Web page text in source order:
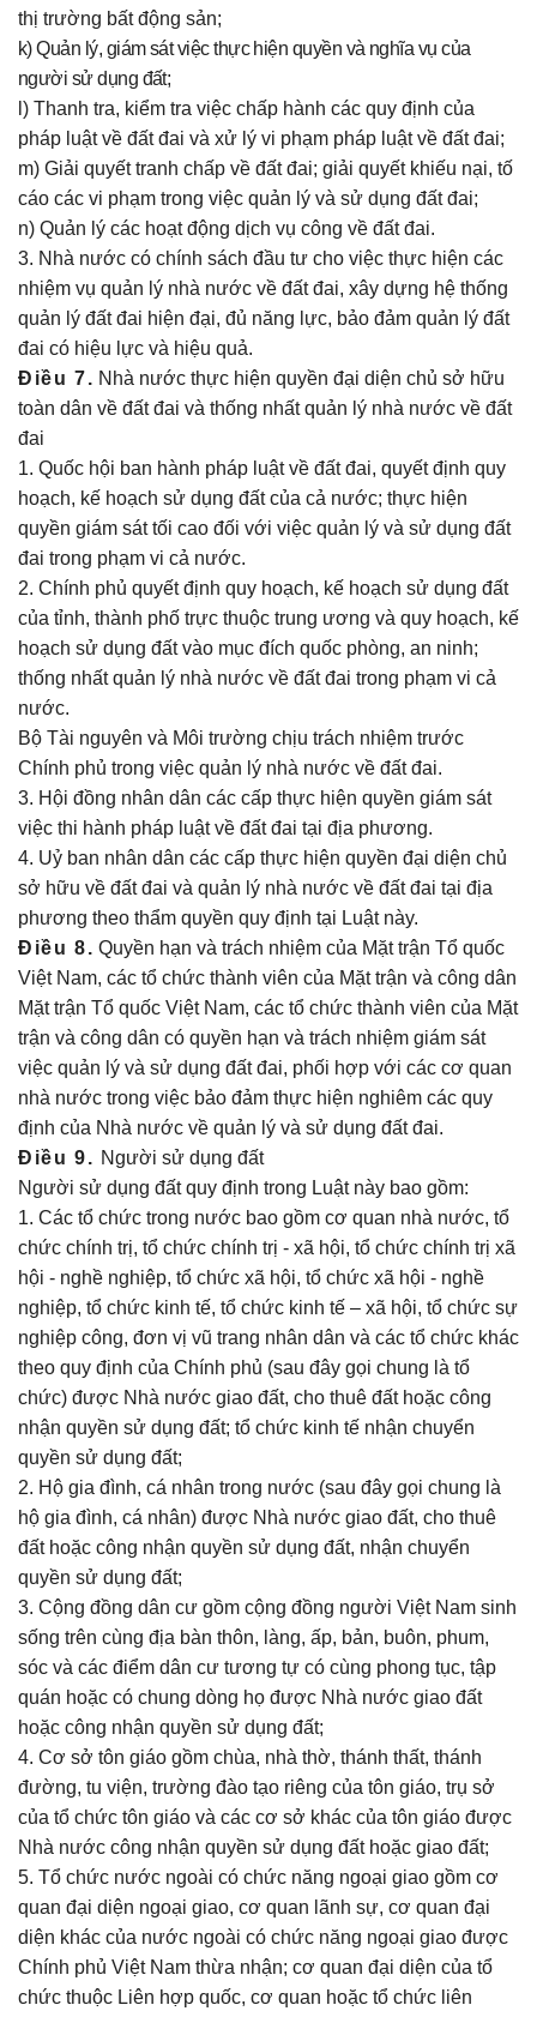
thị trường bất động sản;
k) Quản lý, giám sát việc thực hiện quyền và nghĩa vụ của
người sử dụng đất;
l) Thanh tra, kiểm tra việc chấp hành các quy định của
pháp luật về đất đai và xử lý vi phạm pháp luật về đất đai;
m) Giải quyết tranh chấp về đất đai; giải quyết khiếu nại, tố
cáo các vi phạm trong việc quản lý và sử dụng đất đai;
n) Quản lý các hoạt động dịch vụ công về đất đai.
3. Nhà nước có chính sách đầu tư cho việc thực hiện các
nhiệm vụ quản lý nhà nước về đất đai, xây dựng hệ thống
quản lý đất đai hiện đại, đủ năng lực, bảo đảm quản lý đất
đai có hiệu lực và hiệu quả.
Điều 7. Nhà nước thực hiện quyền đại diện chủ sở hữu
toàn dân về đất đai và thống nhất quản lý nhà nước về đất
đai
1. Quốc hội ban hành pháp luật về đất đai, quyết định quy
hoạch, kế hoạch sử dụng đất của cả nước; thực hiện
quyền giám sát tối cao đối với việc quản lý và sử dụng đất
đai trong phạm vi cả nước.
2. Chính phủ quyết định quy hoạch, kế hoạch sử dụng đất
của tỉnh, thành phố trực thuộc trung ương và quy hoạch, kế
hoạch sử dụng đất vào mục đích quốc phòng, an ninh;
thống nhất quản lý nhà nước về đất đai trong phạm vi cả
nước.
Bộ Tài nguyên và Môi trường chịu trách nhiệm trước
Chính phủ trong việc quản lý nhà nước về đất đai.
3. Hội đồng nhân dân các cấp thực hiện quyền giám sát
việc thi hành pháp luật về đất đai tại địa phương.
4. Uỷ ban nhân dân các cấp thực hiện quyền đại diện chủ
sở hữu về đất đai và quản lý nhà nước về đất đai tại địa
phương theo thẩm quyền quy định tại Luật này.
Điều 8. Quyền hạn và trách nhiệm của Mặt trận Tổ quốc
Việt Nam, các tổ chức thành viên của Mặt trận và công dân
Mặt trận Tổ quốc Việt Nam, các tổ chức thành viên của Mặt
trận và công dân có quyền hạn và trách nhiệm giám sát
việc quản lý và sử dụng đất đai, phối hợp với các cơ quan
nhà nước trong việc bảo đảm thực hiện nghiêm các quy
định của Nhà nước về quản lý và sử dụng đất đai.
Điều 9. Người sử dụng đất
Người sử dụng đất quy định trong Luật này bao gồm:
1. Các tổ chức trong nước bao gồm cơ quan nhà nước, tổ
chức chính trị, tổ chức chính trị - xã hội, tổ chức chính trị xã
hội - nghề nghiệp, tổ chức xã hội, tổ chức xã hội - nghề
nghiệp, tổ chức kinh tế, tổ chức kinh tế – xã hội, tổ chức sự
nghiệp công, đơn vị vũ trang nhân dân và các tổ chức khác
theo quy định của Chính phủ (sau đây gọi chung là tổ
chức) được Nhà nước giao đất, cho thuê đất hoặc công
nhận quyền sử dụng đất; tổ chức kinh tế nhận chuyển
quyền sử dụng đất;
2. Hộ gia đình, cá nhân trong nước (sau đây gọi chung là
hộ gia đình, cá nhân) được Nhà nước giao đất, cho thuê
đất hoặc công nhận quyền sử dụng đất, nhận chuyển
quyền sử dụng đất;
3. Cộng đồng dân cư gồm cộng đồng người Việt Nam sinh
sống trên cùng địa bàn thôn, làng, ấp, bản, buôn, phum,
sóc và các điểm dân cư tương tự có cùng phong tục, tập
quán hoặc có chung dòng họ được Nhà nước giao đất
hoặc công nhận quyền sử dụng đất;
4. Cơ sở tôn giáo gồm chùa, nhà thờ, thánh thất, thánh
đường, tu viện, trường đào tạo riêng của tôn giáo, trụ sở
của tổ chức tôn giáo và các cơ sở khác của tôn giáo được
Nhà nước công nhận quyền sử dụng đất hoặc giao đất;
5. Tổ chức nước ngoài có chức năng ngoại giao gồm cơ
quan đại diện ngoại giao, cơ quan lãnh sự, cơ quan đại
diện khác của nước ngoài có chức năng ngoại giao được
Chính phủ Việt Nam thừa nhận; cơ quan đại diện của tổ
chức thuộc Liên hợp quốc, cơ quan hoặc tổ chức liên